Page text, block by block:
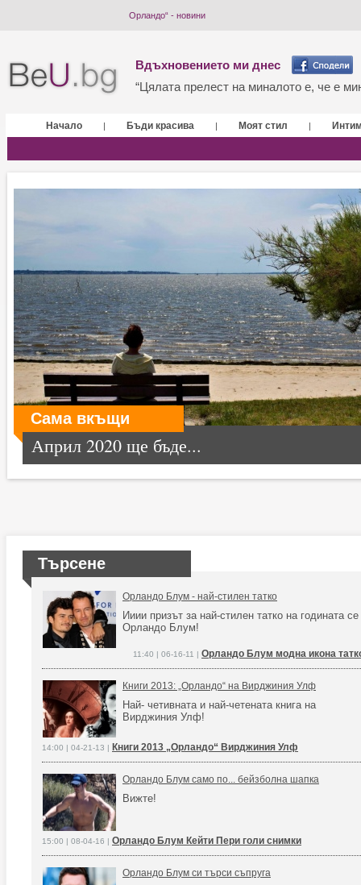
Орландо“ - новини
Вдъхновението ми днес
“Цялата прелест на миналото е, че е
Начало | Бъди красива | Моят стил |
Сама вкъщи
Април 2020 ще бъде...
Търсене
Орландо Блум - най-стилен татко
Ииии призът за най-стилен татко на годината
Орландо Блум!
11:40 | 06-16-11 | Орландо Блум модна икона
Книги 2013: „Орландо“ на Bирджиния Улф
Най- четивната и най-четената книга на
Вирджиния Улф!
14:00 | 04-21-13 | Книги 2013 „Орландо“ Bирджиния Улф
Орландо Блум само по... бейзболна шапка
Вижте!
15:00 | 08-04-16 | Орландо Блум Кейти Пери голи снимки
Орландо Блум си търси съпруга